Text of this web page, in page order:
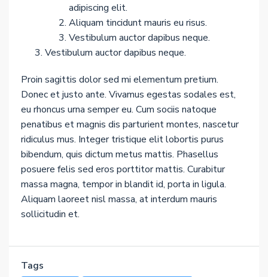
adipiscing elit.
Aliquam tincidunt mauris eu risus.
Vestibulum auctor dapibus neque.
Vestibulum auctor dapibus neque.
Proin sagittis dolor sed mi elementum pretium.
Donec et justo ante. Vivamus egestas sodales est,
eu rhoncus urna semper eu. Cum sociis natoque
penatibus et magnis dis parturient montes, nascetur
ridiculus mus. Integer tristique elit lobortis purus
bibendum, quis dictum metus mattis. Phasellus
posuere felis sed eros porttitor mattis. Curabitur
massa magna, tempor in blandit id, porta in ligula.
Aliquam laoreet nisl massa, at interdum mauris
sollicitudin et.
Tags